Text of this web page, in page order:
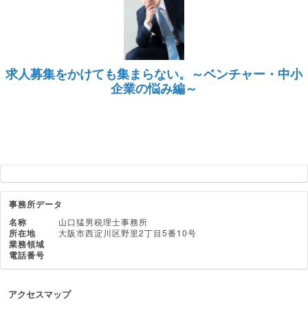
求人募集をかけても集まらない。～ベンチャー・中小
企業の悩み編～
事務所データ
名称
山口猛男税理士事務所
所在地 大阪市西淀川区野里2丁目5番10号
業務領域
電話番号
アクセスマップ